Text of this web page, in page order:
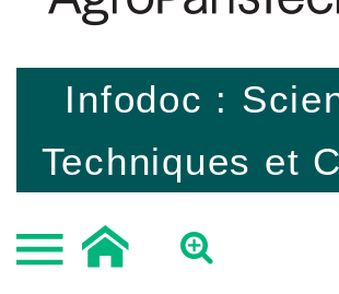
Infodoc :
Techniques et